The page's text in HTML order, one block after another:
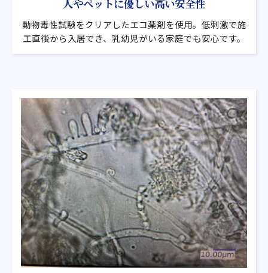
人やペットに優しい高い安全性
動物毒性試験をクリアしたエコ薬剤を使用。低刺激で施
工直後から入居でき、乳幼児がいる家庭でも安心です。